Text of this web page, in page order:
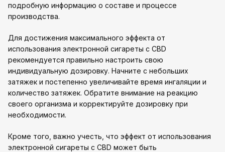
подробную информацию о составе и процессе
производства.
Для достижения максимального эффекта от
использования электронной сигареты с CBD
рекомендуется правильно настроить свою
индивидуальную дозировку. Начните с небольших
затяжек и постепенно увеличивайте время ингаляции и
количество затяжек. Обратите внимание на реакцию
своего организма и корректируйте дозировку при
необходимости.
Кроме того, важно учесть, что эффект от использования
электронной сигареты с CBD может быть